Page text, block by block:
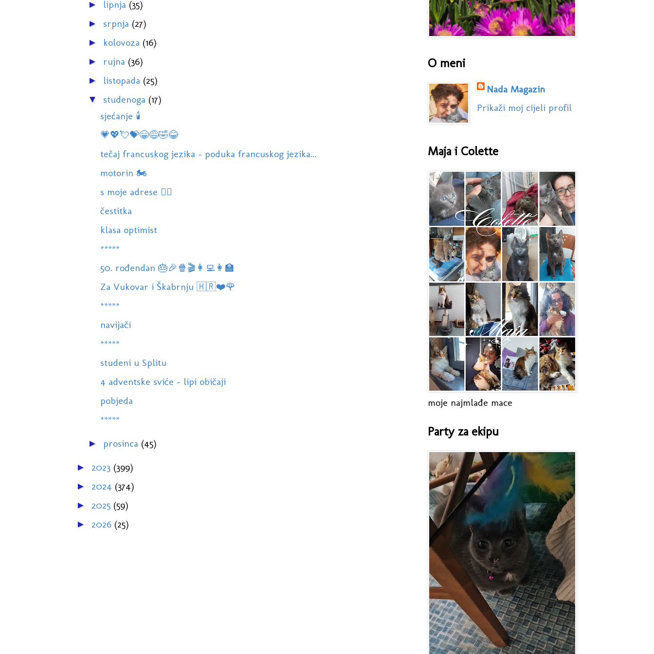
► lipnja (35)
► srpnja (27)
► kolovoza (16)
► rujna (36)
► listopada (25)
▼ studenoga (17)
sjećanje 🕯
💗💖💘💝😁😅🤣😂
tečaj francuskog jezika - poduka francuskog jezika...
motorin 🏍
s moje adrese 🙋‍♀️
čestitka
klasa optimist
*****
50. rođendan 🎂🎉🍿🎬👩‍💻👩‍🏫
Za Vukovar i Škabrnju 🇭🇷❤️🌹
*****
navijači
*****
studeni u Splitu
4 adventske sviće - lipi običaji
pobjeda
*****
► prosinca (45)
► 2023 (399)
► 2024 (374)
► 2025 (59)
► 2026 (25)
O meni
Nada Magazin
Prikaži moj cijeli profil
Maja i Colette
moje najmlađe mace
Party za ekipu